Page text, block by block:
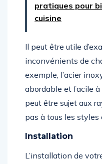
pratiques pour
cuisine
Il peut être utile
inconvénients de
exemple, l’acier
abordable et facile
peut être sujet aux
pas à tous les styles
Installation
L’installation de